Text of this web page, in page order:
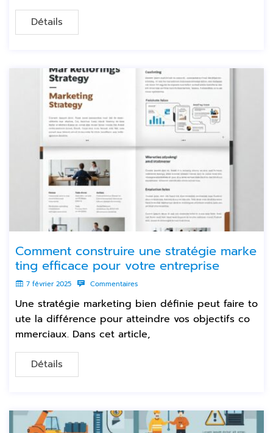
Détails
Comment construire une stratégie marke
ting efficace pour votre entreprise
7 février 2025 Commentaires
Une stratégie marketing bien définie peut faire to
ute la différence pour atteindre vos objectifs co
mmerciaux. Dans cet article,
Détails